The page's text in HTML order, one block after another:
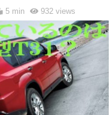
5 min 932views